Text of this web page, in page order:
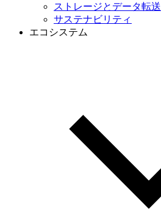
ストレージとデータ転送
サステナビリティ
エコシステム